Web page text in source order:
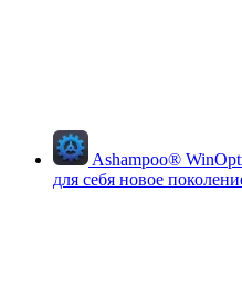
Ashampoo®
для себя новое